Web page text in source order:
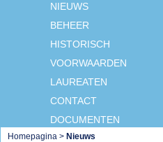
NIEUWS
BEHEER
HISTORISCH
VOORWAARDEN
LAUREATEN
CONTACT
DOCUMENTEN
Homepagina > Nieuws